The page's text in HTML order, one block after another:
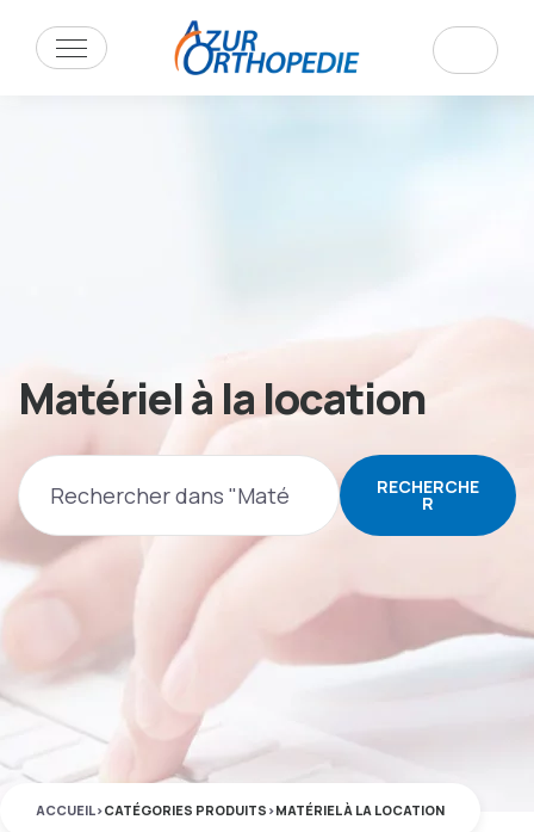
Matériel à la location
RECHERCHE
R
ACCUEIL>CATÉGORIES PRODUITS >MATÉRIEL À LA LOCATION